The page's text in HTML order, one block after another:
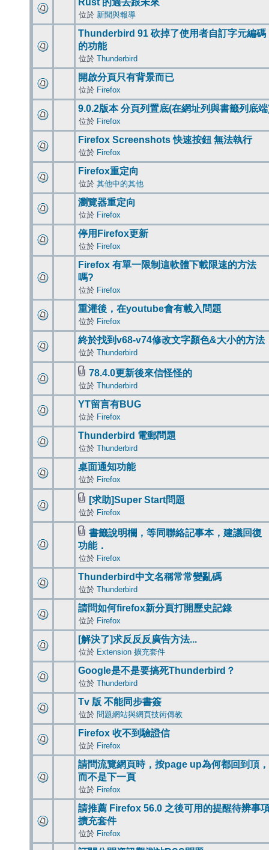
Rust 的過去跟未來
位於 新聞與報導
Thunderbird 91 砍掉了使用者自訂字元編碼
的功能
位於 Thunderbird
開啟分頁只有背景而已
位於 Firefox
9.0.2版本 分頁列置底(在網址列與書籤列底
位於 Firefox
Firefox Screenshots 快速按鈕 無法執行
位於 Firefox
Firefox重定向
位於 其他中的其他
瀏覽器重定向
位於 Firefox
停用Firefox更新
位於 Firefox
Firefox 有單一限制這軟體下載限速的方法
嗎?
位於 Firefox
重灌後，在youtube會有載入問題
位於 Firefox
終於找到v68-v74修改文字顏色&大小的方法
位於 Thunderbird
78.4.0更新後來信怪怪的
位於 Thunderbird
YT留言有BUG
位於 Firefox
Thunderbird 電郵問題
位於 Thunderbird
桌面通知功能
位於 Firefox
[求助]Super Start問題
位於 Firefox
書籤說明欄，等同聯絡記事本，建議回復
功能．
位於 Firefox
Thunderbird中文名稱常常變亂碼
位於 Thunderbird
請問如何firefox新分頁打開歷史記錄
位於 Firefox
[解決了]求反反反廣告方法...
位於 Extension 擴充套件
Google是不是要搞死Thunderbird？
位於 Thunderbird
Tv 版 不能同步書簽
位於 問題網站與網頁技術傳教
Firefox 收不到驗證信
位於 Firefox
請問流覽網頁時，按page up為何都回到頂，
而不是下一頁
位於 Firefox
請推薦 Firefox 56.0 之後可用的提醒待辨事
擴充套件
位於 Firefox